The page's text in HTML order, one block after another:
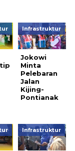
Infrastruktur
Jokowi
Minta
Pelebaran
Jalan
Kijing-
Pontianak
Infrastruktur